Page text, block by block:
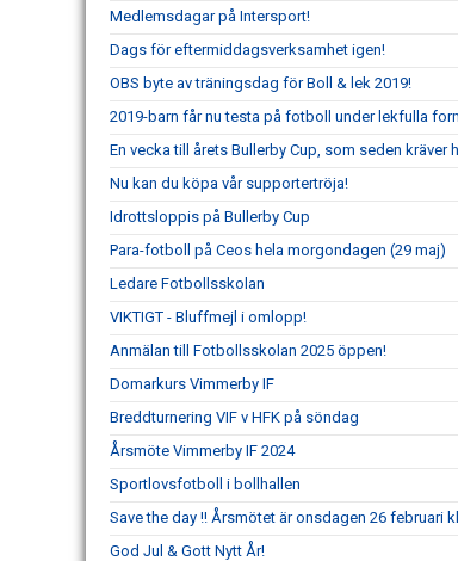
Medlemsdagar på Intersport!
Dags för eftermiddagsverksamhet igen!
OBS byte av träningsdag för Boll & lek 2019!
2019-barn får nu testa på fotboll under lekfulla
En vecka till årets Bullerby Cup, som seden
Nu kan du köpa vår supportertröja!
Idrottsloppis på Bullerby Cup
Para-fotboll på Ceos hela morgondagen (29 maj)
Ledare Fotbollsskolan
VIKTIGT - Bluffmejl i omlopp!
Anmälan till Fotbollsskolan 2025 öppen!
Domarkurs Vimmerby IF
Breddturnering VIF v HFK på söndag
Årsmöte Vimmerby IF 2024
Sportlovsfotboll i bollhallen
Save the day !! Årsmötet är onsdagen 26 februari
God Jul & Gott Nytt År!